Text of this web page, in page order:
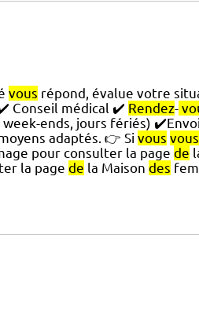
vous répond, évalue votre
Conseil médical ✔️ Rendez-
week-ends, jours fériés)
adaptés. 👉 Si vous vous
pour consulter la page de
la page de la Maison des